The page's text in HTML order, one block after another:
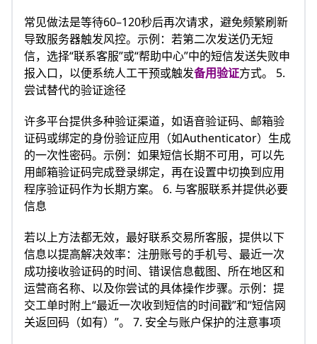
常见做法是等待60–120秒后再次请求，避免频繁刷新
导致服务器触发风控。示例：若第二次发送仍无短
信，选择“联系客服”或“帮助中心”中的短信发送失败申
报入口，以便系统人工干预或触发备用验证方式。 5.
尝试替代的验证途径
许多平台提供多种验证渠道，如语音验证码、邮箱验
证码或绑定的身份验证应用（如Authenticator）生成
的一次性密码。示例：如果短信长期不可用，可以先
用邮箱验证码完成登录绑定，再在设置中切换到应用
程序验证码作为长期方案。 6. 与客服联系并提供必要
信息
若以上方法都无效，最好联系交易所客服，提供以下
信息以提高解决效率：注册账号的手机号、最近一次
成功接收验证码的时间、错误信息截图、所在地区和
运营商名称、以及你尝试的具体操作步骤。示例：提
交工单时附上“最近一次收到短信的时间戳”和“短信网
关返回码（如有）”。 7. 安全与账户保护的注意事项